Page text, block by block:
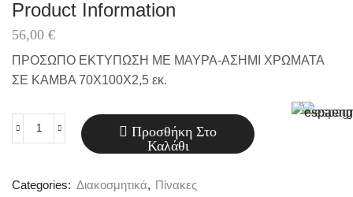
Product Information
56,00 €
ΠΡΟΣΩΠΟ ΕΚΤΥΠΩΣΗ ΜΕ ΜΑΥΡΑ-ΑΣΗΜΙ ΧΡΩΜΑΤΑ
ΣΕ ΚΑΜΒΑ 70X100X2,5 εκ.
ποσότητα
Προσθήκη Στο
Καλάθι
Categories: Διακοσμητικά, Πίνακες